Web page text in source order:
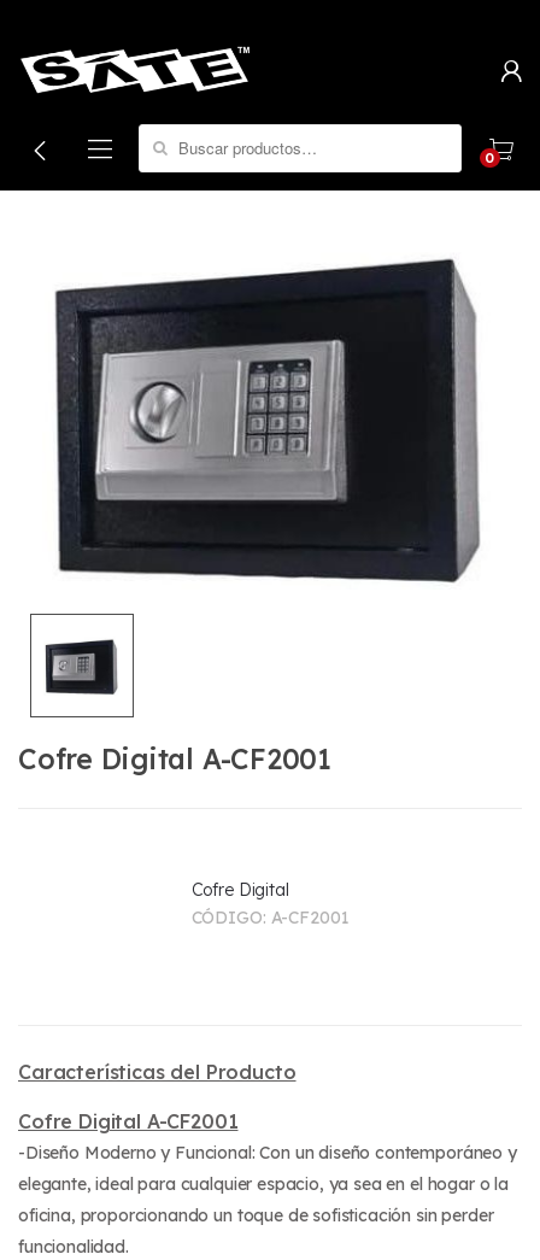
0
Cofre Digital A-CF2001
Cofre Digital
CÓDIGO: A-CF2001
Características del Producto
Cofre Digital A-CF2001
-Diseño Moderno y Funcional: Con un diseño contemporáneo y
elegante, ideal para cualquier espacio, ya sea en el hogar o la
oficina, proporcionando un toque de sofisticación sin perder
funcionalidad.